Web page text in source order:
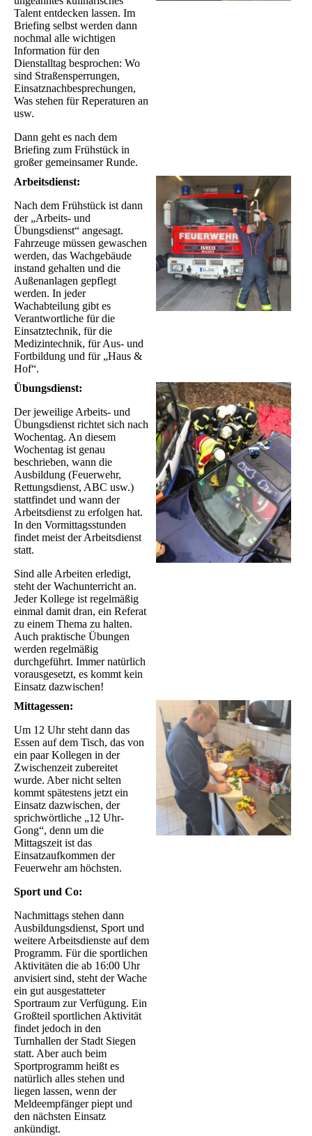
Talent entdecken lassen. Im
Briefing selbst werden dann
nochmal alle wichtigen
Information für den
Dienstalltag besprochen: Wo
sind Straßensperrungen,
Einsatznachbesprechungen,
Was stehen für Reperaturen an
usw.
Dann geht es nach dem
Briefing zum Frühstück in
großer gemeinsamer Runde.
Arbeitsdienst:
Nach dem Frühstück ist dann
der „Arbeits- und
Übungsdienst“ angesagt.
Fahrzeuge müssen gewaschen
werden, das Wachgebäude
instand gehalten und die
Außenanlagen gepflegt
werden. In jeder
Wachabteilung gibt es
Verantwortliche für die
Einsatztechnik, für die
Medizintechnik, für Aus- und
Fortbildung und für „Haus &
Hof“.
Übungsdienst:
Der jeweilige Arbeits- und
Übungsdienst richtet sich nach
Wochentag. An diesem
Wochentag ist genau
beschrieben, wann die
Ausbildung (Feuerwehr,
Rettungsdienst, ABC usw.)
stattfindet und wann der
Arbeitsdienst zu erfolgen hat.
In den Vormittagsstunden
findet meist der Arbeitsdienst
statt.
Sind alle Arbeiten erledigt,
steht der Wachunterricht an.
Jeder Kollege ist regelmäßig
einmal damit dran, ein Referat
zu einem Thema zu halten.
Auch praktische Übungen
werden regelmäßig
durchgeführt. Immer natürlich
vorausgesetzt, es kommt kein
Einsatz dazwischen!
Mittagessen:
Um 12 Uhr steht dann das
Essen auf dem Tisch, das von
ein paar Kollegen in der
Zwischenzeit zubereitet
wurde. Aber nicht selten
kommt spätestens jetzt ein
Einsatz dazwischen, der
sprichwörtliche „12 Uhr-
Gong“, denn um die
Mittagszeit ist das
Einsatzaufkommen der
Feuerwehr am höchsten.
Sport und Co:
Nachmittags stehen dann
Ausbildungsdienst, Sport und
weitere Arbeitsdienste auf dem
Programm. Für die sportlichen
Aktivitäten die ab 16:00 Uhr
anvisiert sind, steht der Wache
ein gut ausgestatteter
Sportraum zur Verfügung. Ein
Großteil sportlichen Aktivität
findet jedoch in den
Turnhallen der Stadt Siegen
statt. Aber auch beim
Sportprogramm heißt es
natürlich alles stehen und
liegen lassen, wenn der
Meldeempfänger piept und
den nächsten Einsatz
ankündigt.